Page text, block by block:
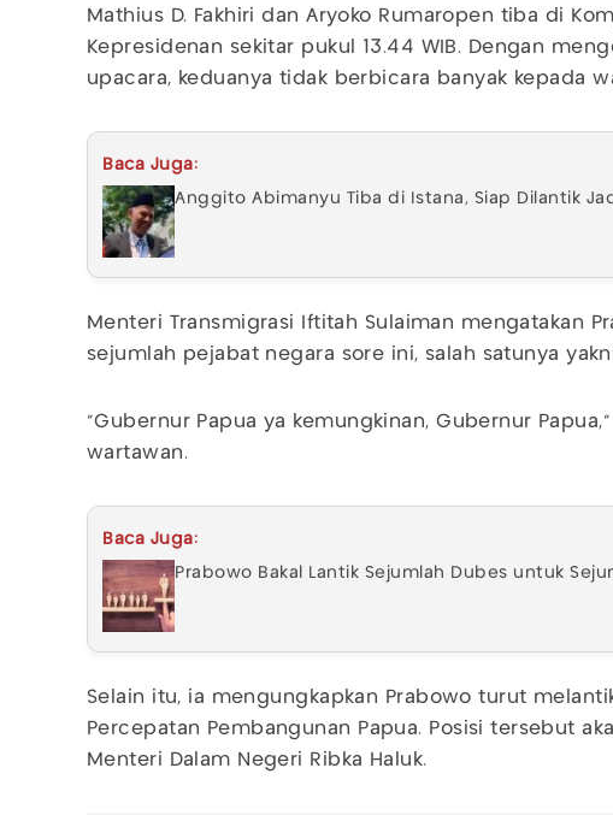
Mathius D. Fakhiri dan Aryoko Rumaropen tiba di
Kepresidenan sekitar pukul 13.44 WIB. Dengan
upacara, keduanya tidak berbicara banyak kepada
Baca Juga:
Anggito Abimanyu Tiba di Istana, Siap Dilantik
Menteri Transmigrasi Iftitah Sulaiman mengatakan
sejumlah pejabat negara sore ini, salah satunya
"Gubernur Papua ya kemungkinan, Gubernur
wartawan.
Baca Juga:
Prabowo Bakal Lantik Sejumlah Dubes untuk
Selain itu, ia mengungkapkan Prabowo turut
Percepatan Pembangunan Papua. Posisi tersebut
Menteri Dalam Negeri Ribka Haluk.